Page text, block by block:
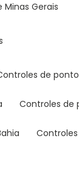
Minas Gerais
controles de
controles